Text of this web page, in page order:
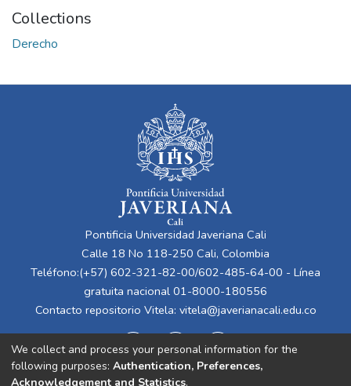
Collections
Derecho
Pontificia Universidad Javeriana Cali
Calle 18 No 118-250 Cali, Colombia
Teléfono:(+57) 602-321-82-00/602-485-64-00 - Línea
gratuita nacional 01-8000-180556
Contacto repositorio Vitela: vitela@javerianacali.edu.co
We collect and process your personal information for the
following purposes: Authentication, Preferences,
Acknowledgement and Statistics.